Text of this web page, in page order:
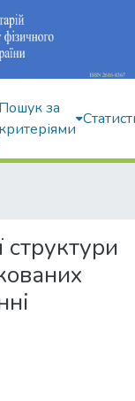
Пошук за
критеріями